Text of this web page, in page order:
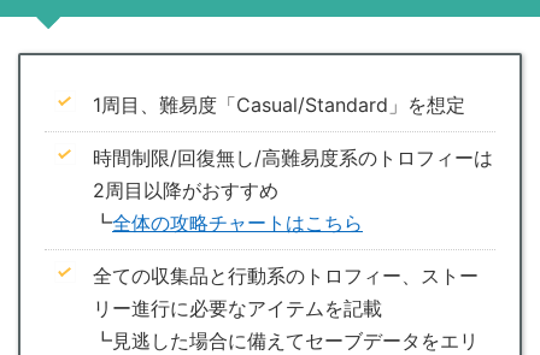
1周目、難易度「Casual/Standard」を想定
時間制限/回復無し/高難易度系のトロフィーは
2周目以降がおすすめ
┗全体の攻略チャートはこちら
全ての収集品と行動系のトロフィー、ストー
リー進行に必要なアイテムを記載
┗見逃した場合に備えてセーブデータをエリ